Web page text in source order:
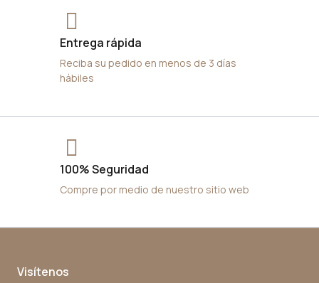
Entrega rápida
Reciba su pedido en menos de 3 días
hábiles
100% Seguridad
Compre por medio de nuestro sitio web
Visítenos